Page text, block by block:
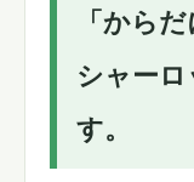
「から
シャー
す。